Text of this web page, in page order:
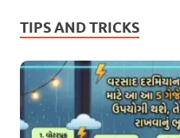
TIPS AND TRICKS